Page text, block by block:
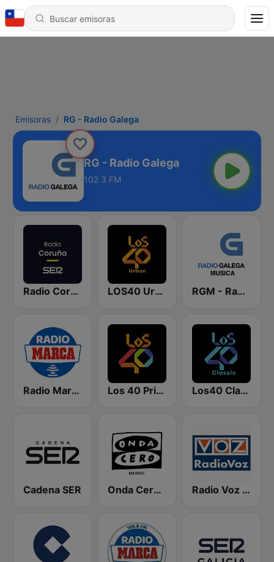
Emisoras RG - Radio Galega
RG - Radio Galega
102.3 FM
Radio Coruña SER LOS40 Urban RGM - Radio Galega Música
Radio Marca Nacional Los 40 Principales Los40 Classic
Cadena SER Onda Cero Madrid Radio Voz Coruña